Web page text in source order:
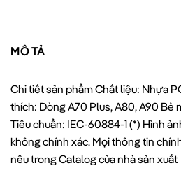
MÔ TẢ
Chi tiết sản phẩm Chất liệu: Nhựa
thích: Dòng A70 Plus, A80, A90 Bề
Tiêu chuẩn: IEC-60884-1 (*) Hình
không chính xác. Mọi thông tin
nêu trong Catalog của nhà sản xuất